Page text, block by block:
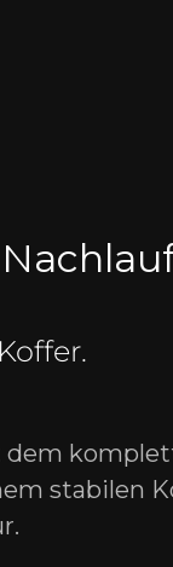
dem
stabilen